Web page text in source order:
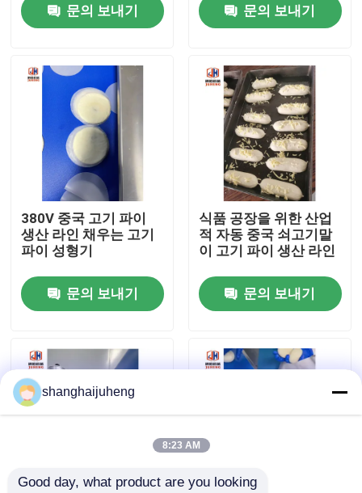
집
제품
우리에 대하여
공장 여행
품질 관리
연락주세요
경우
식량 생산 라인
문의 보내기 문의 보내기
380V 중국 고기 파이
생산 라인 채우는 고기
파이 성형기
문의 보내기
식품 공장을 위한 산업
적 자동 중국 쇠고기말
이 고기 파이 생산 라인
문의 보내기
shanghaijuheng
8:23 AM
Good day, what product are you looking